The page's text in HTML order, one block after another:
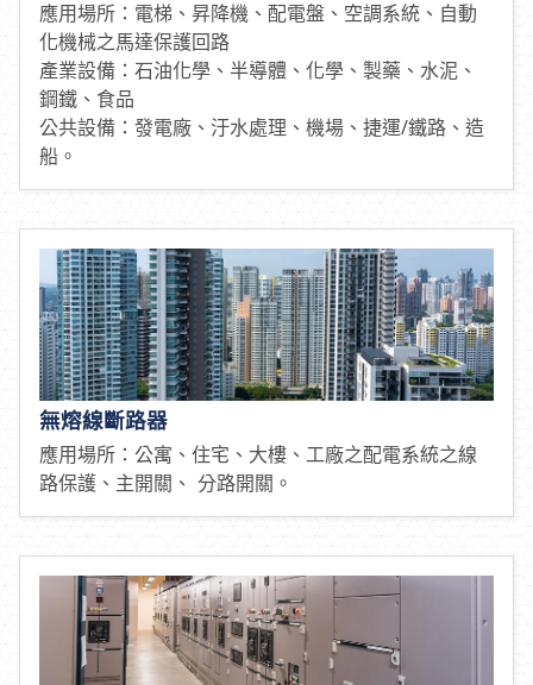
應用場所：電梯、昇降機、配電盤、空調系統、自動
化機械之馬達保護回路
產業設備：石油化學、半導體、化學、製藥、水泥、
鋼鐵、食品
公共設備：發電廠、汙水處理、機場、捷運/鐵路、造
船。
無熔線斷路器
應用場所：公寓、住宅、大樓、工廠之配電系統之線
路保護、主開關、 分路開關。